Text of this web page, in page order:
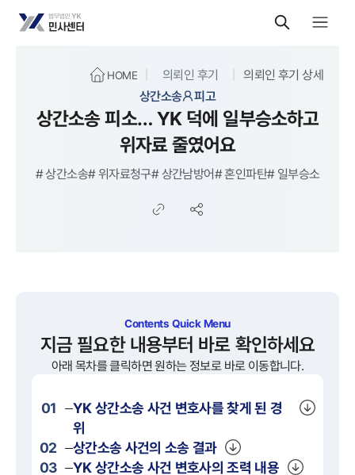
HOME 의뢰인 후기
의뢰인 후기 상세
상간소송
피고
상간소송 피소… YK 덕에 일부승소하고
위자료 줄였어요
#상간소송#위자료청구#상간남방어#혼인파탄#일부승소
Contents Quick Menu
지금 필요한 내용부터 바로 확인하세요
아래 목차를 클릭하면 원하는 정보로 바로 이동합니다.
01 YK상간소송 사건 변호사를 찾게 된 경
위
02
상간소송 사건의 소송 결과
03
YK상간소송 사건 변호사의 조력 내용